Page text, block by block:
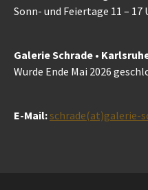
Sonn- und Feiertage 11 – 17
Galerie Schrade •
Wurde Ende Mai 2026
E-Mail:schrade(at)galerie-